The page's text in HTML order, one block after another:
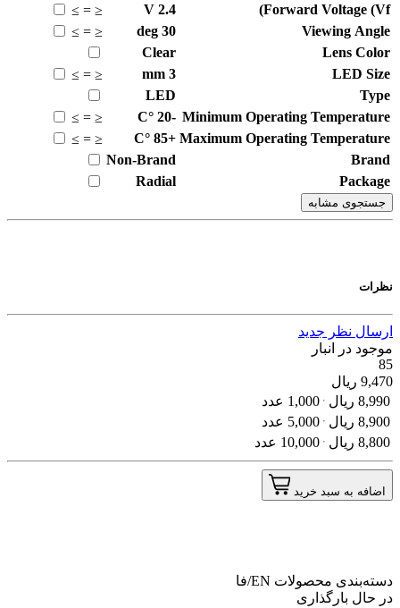
Forward Voltage (Vf)
2.4
V
≤
=
≥
Viewing Angle
30
deg
≤
=
≥
Lens Color
Clear
LED Size
3
mm
≤
=
≥
Type
LED
Minimum Operating Temperature
-20
°C
≤
=
≥
Maximum Operating Temperature
+85
°C
≤
=
≥
Brand
Non-Brand
Package
Radial
جستجوی مشابه
نظرات
ارسال نظر جدید
موجود در انبار
85
9,470 ریال
8,990 ریال
1,000 عدد
8,900 ریال
5,000 عدد
8,800 ریال 10,000 عدد
اضافه به سبد خرید
دسته‌بندی محصولات EN/فا
در حال بارگذاری